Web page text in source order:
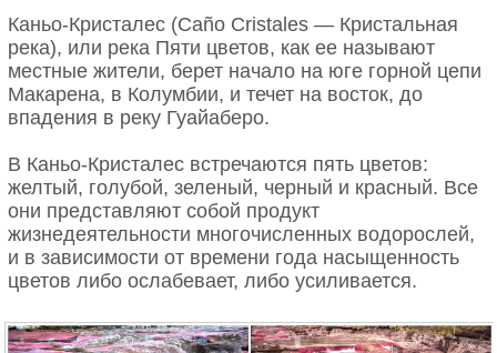
В 1978 году Доминика получила независимость от
флаг. Вот такой:
Каньо-Кристалес (Caño Cristales — Кристальная
река), или река Пяти цветов, как ее называют
местные жители, берет начало на юге горной цепи
Макарена, в Колумбии, и течет на восток, до
впадения в реку Гуайаберо.
В Каньо-Кристалес встречаются пять цветов:
желтый, голубой, зеленый, черный и красный. Все
они представляют собой продукт
жизнедеятельности многочисленных водорослей,
и в зависимости от времени года насыщенность
цветов либо ослабевает, либо усиливается.